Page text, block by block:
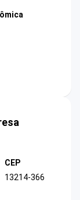
CEP
13214-366